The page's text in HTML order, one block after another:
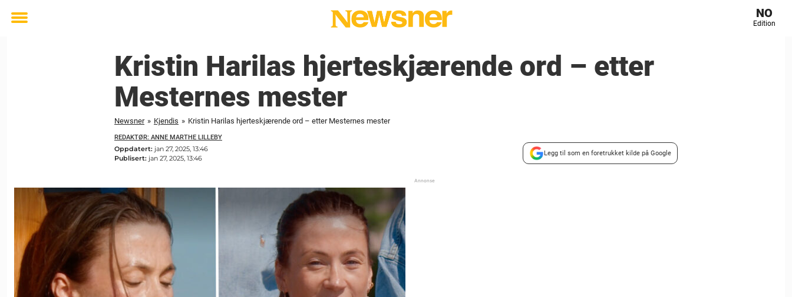
Toggle
NO
Edition
Kristin Harilas hjerteskjærende ord – etter
Mesternes mester
Newsner » Kjendis » Kristin Harilas hjerteskjærende ord – etter Mesternes mester
REDAKTØR: ANNE MARTHE LILLEBY
Oppdatert: jan 27, 2025, 13:46
Publisert: jan 27, 2025, 13:46
Legg til som en foretrukket kilde på Google